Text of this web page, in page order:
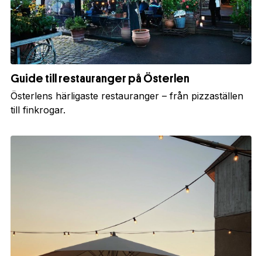
Guide till restauranger på Österlen
Österlens härligaste restauranger – från pizzaställen
till finkrogar.